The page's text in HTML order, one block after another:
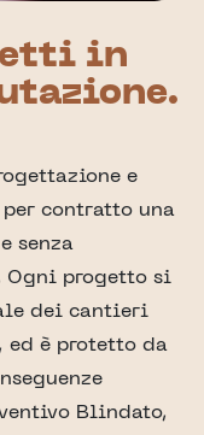
in
e
contratto una
senza
Ogni progetto si
dei cantieri
è protetto da
Blindato,